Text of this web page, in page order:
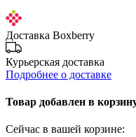
Доставка Boxberry
Курьерская доставка
Подробнее о доставке
Товар добавлен в
Сейчас в вашей корзине: